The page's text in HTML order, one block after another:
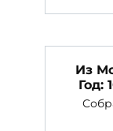
Из
Год: